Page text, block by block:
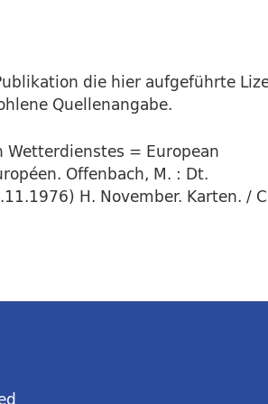
die hier aufgeführte
Quellenangabe.
= European
Offenbach, M. : Dt.
H. November. Karten. /